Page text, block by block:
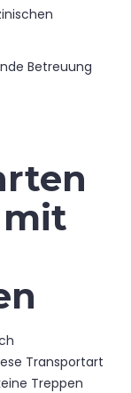
Betreuung
Transportart
Treppen